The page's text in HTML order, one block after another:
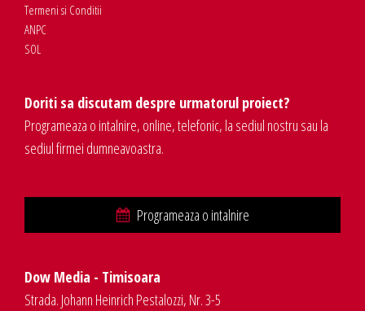
Termeni si Conditii
ANPC
SOL
Doriti sa discutam despre urmatorul proiect?
Programeaza o intalnire, online, telefonic, la sediul nostru sau la
sediul firmei dumneavoastra.
Programeaza o intalnire
Dow Media - Timisoara
Strada. Johann Heinrich Pestalozzi, Nr. 3-5